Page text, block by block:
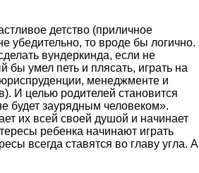
детство (приличное
убедительно, то вроде бы логично.
вундеркинда, если не
бы умел петь и плясать, играть на
менеджменте и
И целью родителей становится
будет заурядным человеком».
их всей своей душой и начинает
ребенка начинают играть
всегда ставятся во главу угла. А